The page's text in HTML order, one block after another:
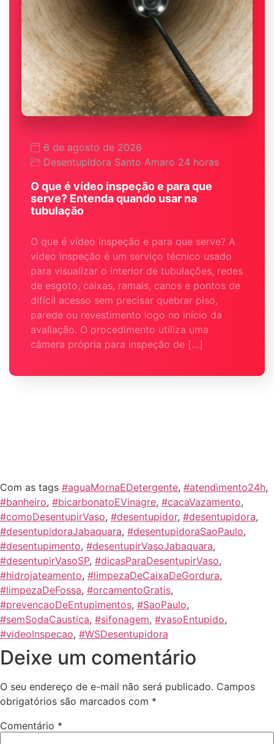
6 de agosto de 2026
Desentupidora Santo Amaro 24 horas
O que é vídeo inspeção e para que
serve? Entenda quando usar na
tubulação
O que é vídeo inspeção e para que serve? A
vídeo inspeção é um serviço técnico usado
para visualizar o interior de tubulações, redes
de esgoto, caixas, ramais, canos e pontos de
difícil acesso sem precisar quebrar piso,
parede ou revestimento logo no início da
avaliação. O procedimento utiliza uma
câmera própria para inspeção de […]
Com as tags #aguaMornaEDetergente, #atendimento24h,
#banheiro, #bicarbonatoEVinagre, #cacaVazamento,
#comoDesentupirVaso, #desentupidor, #desentupidora,
#desentupidoraJabaquara, #desentupidoraSaoPaulo,
#desentupimento, #desentupirVasoJabaquara,
#desentupirVasoSP, #dicasParaDesentupirVaso,
#hidrojateamento, #limpezaDeCaixaDeGordura,
#limpezaDeFossa, #orcamentoGratis,
#prevencaoDeEntupimentos, #SaoPaulo,
#semSodaCaustica, #sifonagem, #vasoEntupido,
#videoInspecao, #WSDesentupidora
Deixe um comentário
O seu endereço de e-mail não será publicado. Campos
obrigatórios são marcados com *
Comentário *